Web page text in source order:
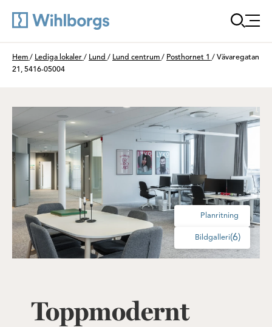
Du är här:
Hem / Lediga lokaler / Lund / Lund centrum / Posthornet 1 / Vävaregatan
21, 5416-05004
Planritning
Bildgalleri(6)
Toppmodernt